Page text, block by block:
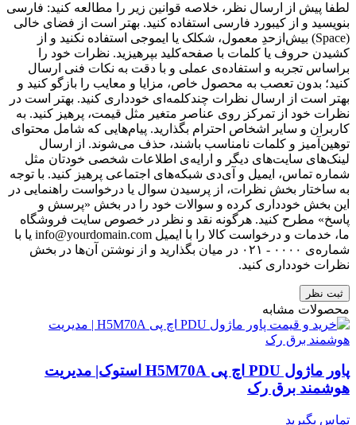
لطفا پیش از ارسال نظر، خلاصه قوانین زیر را مطالعه کنید: فارسی
بنویسید و از کیبورد فارسی استفاده کنید. بهتر است از فضای خالی
(Space) بیش‌از‌حدِ معمول، شکلک یا ایموجی استفاده نکنید و از
کشیدن حروف یا کلمات با صفحه‌کلید بپرهیزید. نظرات خود را
براساس تجربه و استفاده‌ی عملی و با دقت به نکات فنی ارسال
کنید؛ بدون تعصب به محصول خاص، مزایا و معایب را بازگو کنید و
بهتر است از ارسال نظرات چندکلمه‌‌ای خودداری کنید. بهتر است در
نظرات خود از تمرکز روی عناصر متغیر مثل قیمت، پرهیز کنید. به
کاربران و سایر اشخاص احترام بگذارید. پیام‌هایی که شامل محتوای
توهین‌آمیز و کلمات نامناسب باشند، حذف می‌شوند. از ارسال
لینک‌های سایت‌های دیگر و ارایه‌ی اطلاعات شخصی خودتان مثل
شماره تماس، ایمیل و آی‌دی شبکه‌های اجتماعی پرهیز کنید. با توجه
به ساختار بخش نظرات، از پرسیدن سوال یا درخواست راهنمایی در
این بخش خودداری کرده و سوالات خود را در بخش «پرسش و
پاسخ» مطرح کنید. هرگونه نقد و نظر در خصوص سایت فروشگاه
ما، خدمات و درخواست کالا را با ایمیل info@yourdomain.com یا با
شماره‌ی ۰۰۰۰ - ۰۲۱ در میان بگذارید و از نوشتن آن‌ها در بخش
نظرات خودداری کنید.
ثبت نظر
محصولات مشابه
پاور ماژول PDU اچ پی H5M70A استوک| مدیریت
هوشمند برق رک
تماس بگیرید